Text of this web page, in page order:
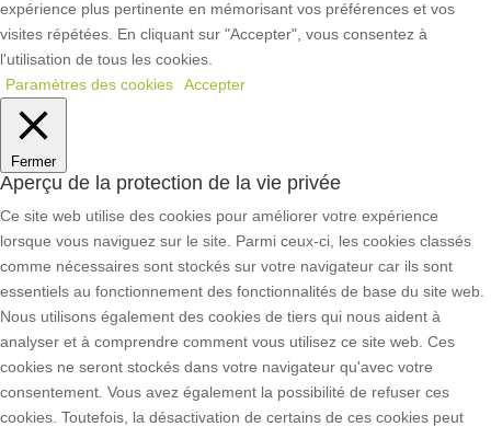
expérience plus pertinente en mémorisant vos préférences et vos
visites répétées. En cliquant sur "Accepter", vous consentez à
l'utilisation de tous les cookies.
Paramètres des cookies
Accepter
Fermer
Aperçu de la protection de la vie privée
Ce site web utilise des cookies pour améliorer votre expérience
lorsque vous naviguez sur le site. Parmi ceux-ci, les cookies classés
comme nécessaires sont stockés sur votre navigateur car ils sont
essentiels au fonctionnement des fonctionnalités de base du site web.
Nous utilisons également des cookies de tiers qui nous aident à
analyser et à comprendre comment vous utilisez ce site web. Ces
cookies ne seront stockés dans votre navigateur qu'avec votre
consentement. Vous avez également la possibilité de refuser ces
cookies. Toutefois, la désactivation de certains de ces cookies peut